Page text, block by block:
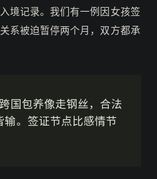
境记录。我们有一例因女孩签
系被迫暂停两个月，双方都承
国包养像走钢丝，合法
输。签证节点比感情节